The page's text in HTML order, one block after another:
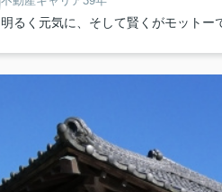
明るく元気に、そして賢くがモットー